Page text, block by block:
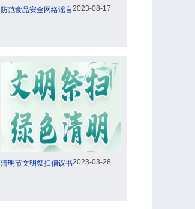
防范食品安全网络谣言2023-08-17
清明节文明祭扫倡议书2023-03-28